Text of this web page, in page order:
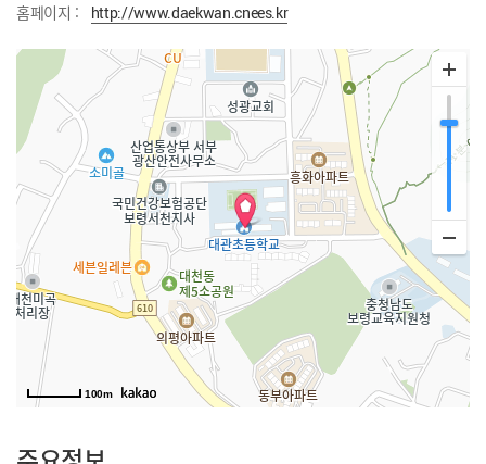
홈페이지 :
http://www.daekwan.cnees.kr
100m